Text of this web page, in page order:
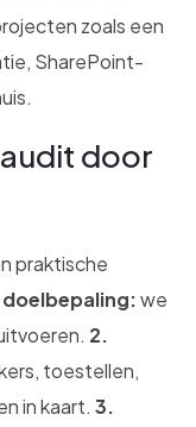
zoals een
SharePoint-
door
praktische
doelbepaling:we
2.
toestellen,
in kaart. 3.